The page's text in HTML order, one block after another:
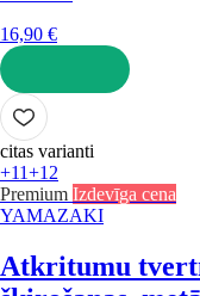
16,90 €
LIKT GROZĀ
citas varianti
+11+12
Premium Izdevīga cena
YAMAZAKI
Atkritumu